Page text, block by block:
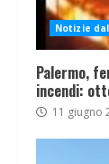
Notizie
Palermo,
incendi:
11 giugno